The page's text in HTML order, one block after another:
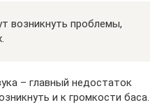
возникнуть проблемы,
– главный недостаток
и к громкости баса.